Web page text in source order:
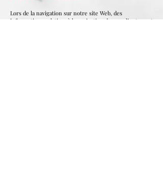
Lors de la navigation sur notre site Web, des
informations relatives à la navigation de nos clients sont